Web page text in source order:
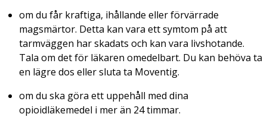
om du får kraftiga, ihållande eller förvärrade
magsmärtor. Detta kan vara ett symtom på att
tarmväggen har skadats och kan vara livshotande.
Tala om det för läkaren omedelbart. Du kan behöva ta
en lägre dos eller sluta ta Moventig.
om du ska göra ett uppehåll med dina
opioidläkemedel i mer än 24 timmar.